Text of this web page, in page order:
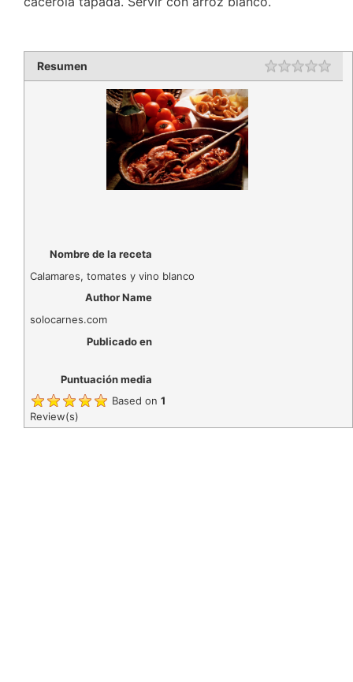
Resumen Rating 1
2
3
4
5
Nombre de la receta
Calamares, tomates y vino blanco
Author Name
solocarnes.com
Publicado en
Puntuación media
Based on 1
Review(s)